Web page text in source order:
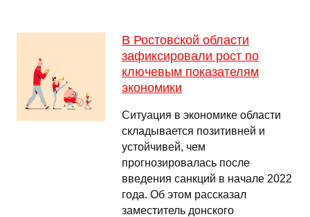
В Ростовской области
зафиксировали рост по
ключевым показателям
экономики
Ситуация в экономике области
складывается позитивней и
устойчивей, чем
прогнозировалась после
введения санкций в начале 2022
года. Об этом рассказал
заместитель донского